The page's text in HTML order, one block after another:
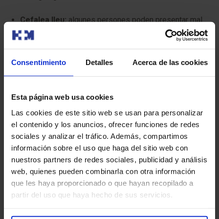
Consentimiento Detalles Acerca de las cookies
Esta página web usa cookies
Las cookies de este sitio web se usan para personalizar
el contenido y los anuncios, ofrecer funciones de redes
sociales y analizar el tráfico. Además, compartimos
información sobre el uso que haga del sitio web con
nuestros partners de redes sociales, publicidad y análisis
web, quienes pueden combinarla con otra información
que les haya proporcionado o que hayan recopilado a
partir del uso que haya hecho de sus servicios.
Cefalea lleu:algunes persones poden presentar mal
de cap temporal després del procediment.
utilitza camps magnètics, així que assegura’t
d’informar l’equip mèdic si tens algun dispositiu
Perquè la teva prova es desenvolupi sense contratemps,
et demanem que arribis amb antelació a l’hora indicada.
Així podrem realitzar la preparació administrativa i clínica
necessària.
Abans de la prova, t’entregarem el Consentiment
Informat, un document amb informació important que
hauràs de llegir i signar.
Si la teva cita és per a una Ressonància Magnètica (RM),